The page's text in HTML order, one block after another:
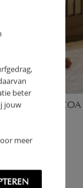
beter
jouw
meer
140 CM | COCOA